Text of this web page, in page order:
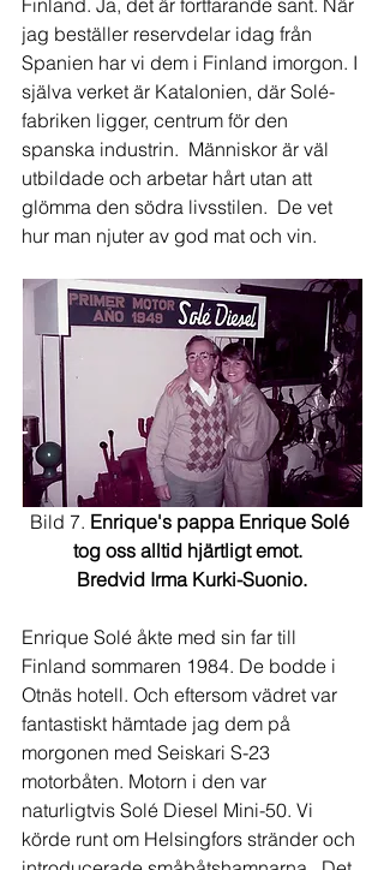
Finland. Ja, det är fortfarande sant. När
jag beställer reservdelar idag från
Spanien har vi dem i Finland imorgon. I
själva verket är Katalonien, där Solé-
fabriken ligger, centrum för den
spanska industrin.  Människor är väl
utbildade och arbetar hårt utan att
glömma den södra livsstilen.  De vet
hur man njuter av god mat och vin.
Bild 7. Enrique's pappa Enrique Solé
tog oss alltid hjärtligt emot.
Bredvid Irma Kurki-Suonio.
Enrique Solé åkte med sin far till
Finland sommaren 1984. De bodde i
Otnäs hotell. Och eftersom vädret var
fantastiskt hämtade jag dem på
morgonen med Seiskari S-23
motorbåten. Motorn i den var
naturligtvis Solé Diesel Mini-50. Vi
körde runt om Helsingfors stränder och